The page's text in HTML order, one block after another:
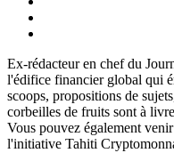
Ex-rédacteur en chef du
l'édifice financier global qui
scoops, propositions de
corbeilles de fruits sont à
Vous pouvez également
l'initiative Tahiti